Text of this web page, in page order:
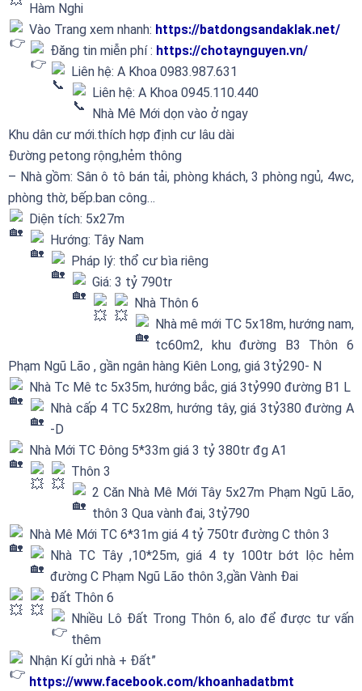
Hàm Nghi
Vào Trang xem nhanh: https://batdongsandaklak.net/
Đăng tin miễn phí : https://chotaynguyen.vn/
Liên hệ: A Khoa 0983.987.631
Liên hệ: A Khoa 0945.110.440
Nhà Mê Mới dọn vào ở ngay
Khu dân cư mới.thích hợp định cư lâu dài
Đường petong rộng,hẻm thông
– Nhà gồm: Sân ô tô bán tải, phòng khách, 3 phòng ngủ, 4wc,
phòng thờ, bếp.ban công…
Diện tích: 5x27m
Hướng: Tây Nam
Pháp lý: thổ cư bìa riêng
Giá: 3 tỷ 790tr
Nhà Thôn 6
Nhà mê mới TC 5x18m, hướng nam,
tc60m2, khu đường B3 Thôn 6
Phạm Ngũ Lão , gần ngân hàng Kiên Long, giá 3tỷ290- N
Nhà Tc Mê tc 5x35m, hướng bắc, giá 3tỷ990 đường B1 L
Nhà cấp 4 TC 5x28m, hướng tây, giá 3tỷ380 đường A
-D
Nhà Mới TC Đông 5*33m giá 3 tỷ 380tr đg A1
Thôn 3
2 Căn Nhà Mê Mới Tây 5x27m Phạm Ngũ Lão,
thôn 3 Qua vành đai, 3tỷ790
Nhà Mê Mới TC 6*31m giá 4 tỷ 750tr đường C thôn 3
Nhà TC Tây ,10*25m, giá 4 ty 100tr bớt lộc hẻm
đường C Phạm Ngũ Lão thôn 3,gần Vành Đai
Đất Thôn 6
Nhiều Lô Đất Trong Thôn 6, alo để được tư vấn
thêm
Nhận Kí gửi nhà + Đất”
https://www.facebook.com/khoanhadatbmt